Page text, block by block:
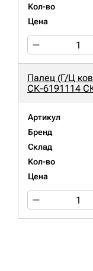
Кол-во
Цена
Палец (Г/Ц
СК-6191114
Артикул
Бренд
Склад
Кол-во
Цена